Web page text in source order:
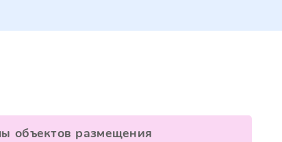
объектов размещения